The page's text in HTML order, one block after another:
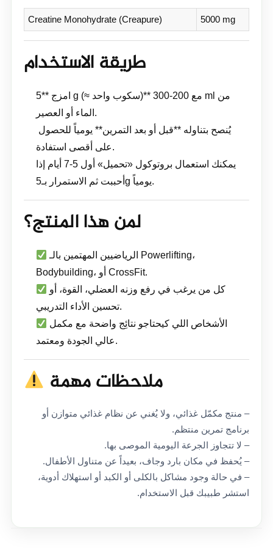
Creatine Monohydrate (Creapure) 5000 mg
طريقة الاستخدام
امزج **5 g (≈ سكوب واحد)** مع 200-300 ml من
الماء أو العصير.
على أقصى استفادة.
يمكنك استعمال بروتوكول «تحميل» أول 5-7 أيام إذا
أحببت ثم الاستمرار بـ5g يومياً.
لمن هذا المنتج؟
الرياضيين المهتمين بالـ Powerlifting،
Bodybuilding، أو CrossFit.
تحسين الأداء التدريبي.
عالي الجودة ومعتمد.
ملاحظات مهمة
– منتج مكمّل غذائي، ولا يُغني عن نظام غذائي متوازن أو
برنامج تمرين منتظم.
– لا تتجاوز الجرعة اليومية الموصى بها.
– يُحفظ في مكان بارد وجاف، بعيداً عن متناول الأطفال.
– في حالة وجود مشاكل بالكلى أو الكبد أو استهلاك أدوية،
استشر طبيبك قبل الاستخدام.